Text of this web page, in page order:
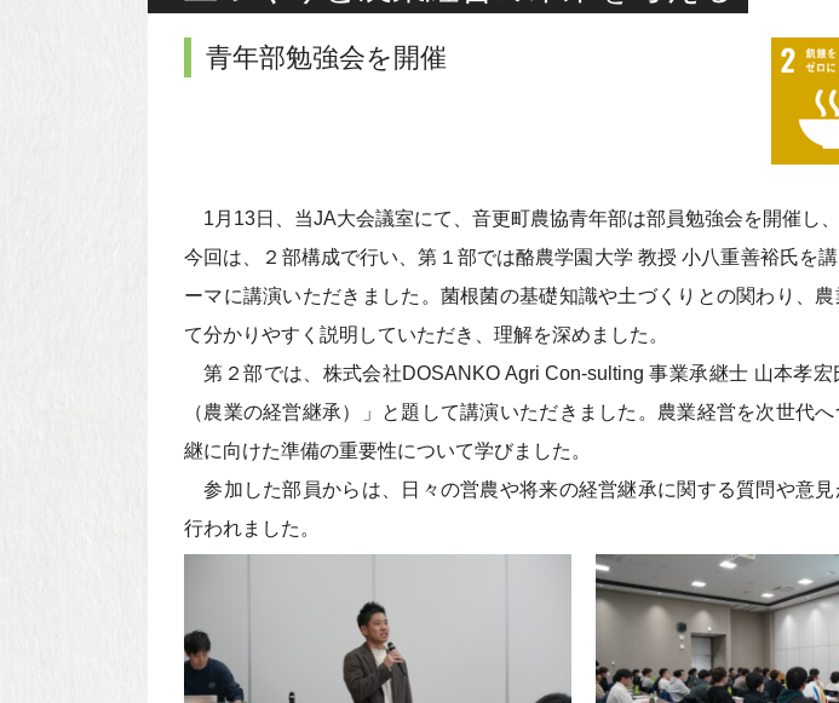
青年部勉強会を開催
1月13日、当JA大会議室にて、音更町農協青年部は部員勉強会を開催し、
今回は、２部構成で行い、第１部では酪農学園大学 教授 小八重善裕氏を
ーマに講演いただきました。菌根菌の基礎知識や土づくりとの関わり、
て分かりやすく説明していただき、理解を深めました。
第２部では、株式会社DOSANKO Agri Con-sulting 事業承継士 山本孝
（農業の経営継承）」と題して講演いただきました。農業経営を次世代
継に向けた準備の重要性について学びました。
参加した部員からは、日々の営農や将来の経営継承に関する質問や意
行われました。